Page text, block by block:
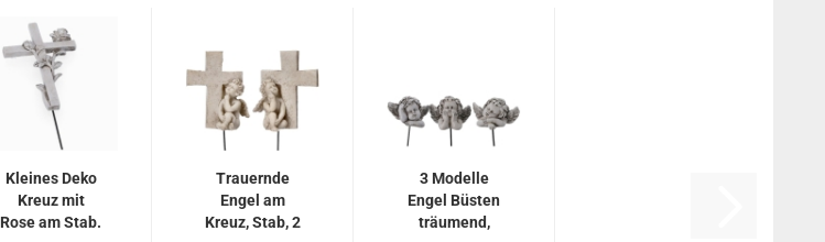
Kleines Deko
Kreuz mit
Rose am Stab.
Trauernde
Engel am
Kreuz, Stab, 2
3 Modelle
Engel Büsten
träumend,